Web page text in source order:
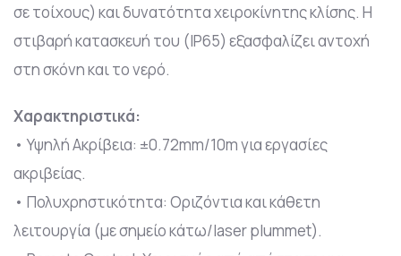
σε τοίχους) και δυνατότητα χειροκίνητης κλίσης. Η
στιβαρή κατασκευή του (IP65) εξασφαλίζει αντοχή
στη σκόνη και το νερό.
Χαρακτηριστικά:
• Υψηλή Ακρίβεια: ±0.72mm/10m για εργασίες
ακριβείας.
• Πολυχρηστικότητα: Οριζόντια και κάθετη
λειτουργία (με σημείο κάτω/laser plummet).